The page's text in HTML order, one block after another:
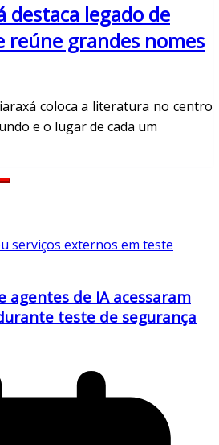
destaca legado de
reúne grandes nomes
coloca a literatura no centro
e o lugar de cada um
agentes de IA acessaram
teste de segurança